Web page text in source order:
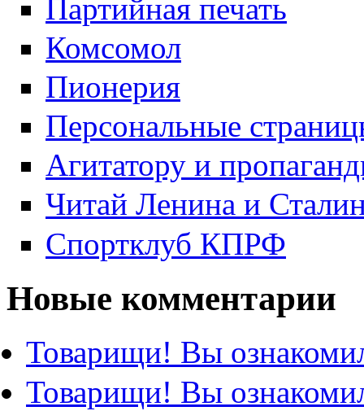
Партийная печать
Комсомол
Пионерия
Персональные
Агитатору и
Читай Ленина и
Спортклуб КПРФ
Новые комментарии
Товарищи! Вы
Товарищи! Вы